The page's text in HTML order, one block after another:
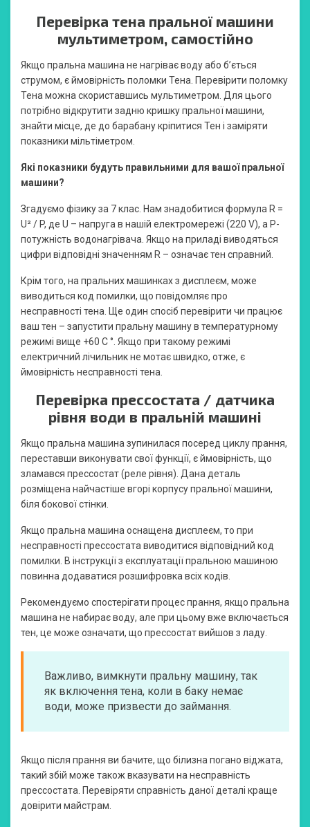
Перевірка тена пральної машини
мультиметром, самостійно
Якщо пральна машина не нагріває воду або б’ється
струмом, є ймовірність поломки Тена. Перевірити поломку
Тена можна скориставшись мультиметром. Для цього
потрібно відкрутити задню кришку пральної машини,
знайти місце, де до барабану кріпитися Тен і заміряти
показники мільтіметром.
Які показники будуть правильними для вашої пральної
машини?
Згадуємо фізику за 7 клас. Нам знадобитися формула R =
U² / P, де U – напруга в нашій електромережі (220 V), а P-
потужність водонагрівача. Якщо на приладі виводяться
цифри відповідні значенням R – означає тен справний.
Крім того, на пральних машинках з дисплеєм, може
виводиться код помилки, що повідомляє про
несправності тена. Ще один спосіб перевірити чи працює
ваш тен – запустити пральну машину в температурному
режимі вище +60 С °. Якщо при такому режимі
електричний лічильник не мотає швидко, отже, є
ймовірність несправності тена.
Перевірка прессостата / датчика
рівня води в пральній машині
Якщо пральна машина зупинилася посеред циклу прання,
переставши виконувати свої функції, є ймовірність, що
зламався прессостат (реле рівня). Дана деталь
розміщена найчастіше вгорі корпусу пральної машини,
біля бокової стінки.
Якщо пральна машина оснащена дисплеєм, то при
несправності прессостата виводитися відповідний код
помилки. В інструкції з експлуатації пральною машиною
повинна додаватися розшифровка всіх кодів.
Рекомендуємо спостерігати процес прання, якщо пральна
машина не набирає воду, але при цьому вже включається
тен, це може означати, що прессостат вийшов з ладу.
Важливо, вимкнути пральну машину, так
як включення тена, коли в баку немає
води, може призвести до займання.
Якщо після прання ви бачите, що білизна погано віджата,
такий збій може також вказувати на несправність
прессостата. Перевіряти справність даної деталі краще
довірити майстрам.